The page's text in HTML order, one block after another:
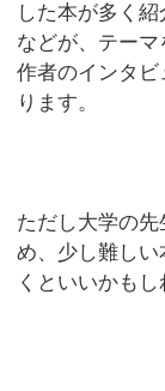
した本が多く
などが、テー
作者のインタ
ります。
ただし大学の
め、少し難し
くといいかもし